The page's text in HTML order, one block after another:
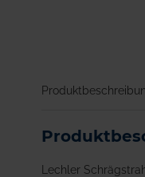
der
springen
Lechler